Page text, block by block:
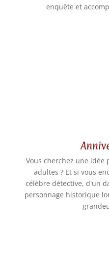
enquête et
Vous cherchez une
adultes ? Et si vous
célèbre détective, d'un
personnage historique